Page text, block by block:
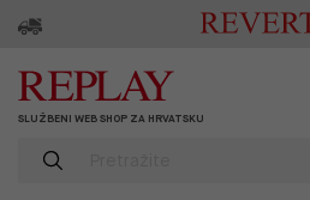
SLUŽBENI WEB SHOP ZA HRVATSKU